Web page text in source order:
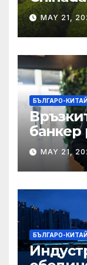
MAY 21,
БЪЛГАРО-
банкер
MAY 21,
БЪЛГАРО-